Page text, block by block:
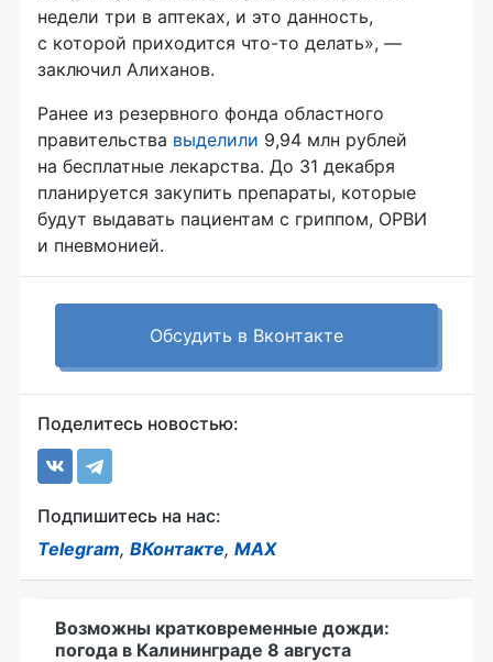
недели три в аптеках, и это данность,
с которой приходится что-то делать», —
заключил Алиханов.
Ранее из резервного фонда областного
правительства выделили 9,94 млн рублей
на бесплатные лекарства. До 31 декабря
планируется закупить препараты, которые
будут выдавать пациентам с гриппом, ОРВИ
и пневмонией.
Обсудить в Вконтакте
Поделитесь новостью:
Подпишитесь на нас:
Telegram, ВКонтакте, MAX
Возможны кратковременные дожди:
погода в Калининграде 8 августа